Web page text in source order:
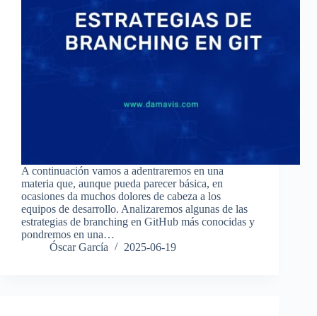
A continuación vamos a adentraremos en una
materia que, aunque pueda parecer básica, en
ocasiones da muchos dolores de cabeza a los
equipos de desarrollo. Analizaremos algunas de las
estrategias de branching en GitHub más conocidas y
pondremos en una…
Óscar García
2025-06-19